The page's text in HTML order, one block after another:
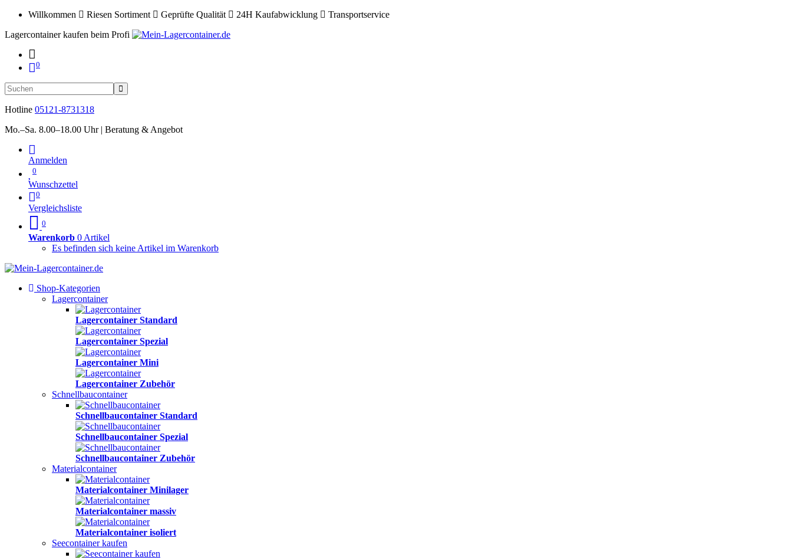
Willkommen Riesen Sortiment Geprüfte Qualität 24H Kaufabwicklung
Transportservice
Lagercontainer kaufen beim Profi
0
Hotline 05121-8731318
Mo.–Sa. 8.00–18.00 Uhr | Beratung & Angebot
Anmelden
0
Wunschzettel
0
Vergleichsliste
0
Warenkorb 0 Artikel
Es befinden sich keine Artikel im Warenkorb
Shop-Kategorien
Lagercontainer
Lagercontainer Standard
Lagercontainer Spezial
Lagercontainer Mini
Lagercontainer Zubehör
Schnellbaucontainer
Schnellbaucontainer Standard
Schnellbaucontainer Spezial
Schnellbaucontainer Zubehör
Materialcontainer
Materialcontainer Minilager
Materialcontainer massiv
Materialcontainer isoliert
Seecontainer kaufen